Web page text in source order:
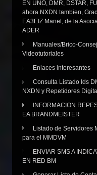
EN UNO, DMR, DSTAR,
ahora NXDN tambien,
EA3EIZ Manel, de la
ADER
Manuales/Brico-
Videotutoriales
Enlaces interesantes
Consulta Listado Ids
NXDN y Repetidores
INFORMACION
EA BRANDMEISTER
Listado de Servidores
para el MMDVM
ENVIAR SMS A
EN RED BM